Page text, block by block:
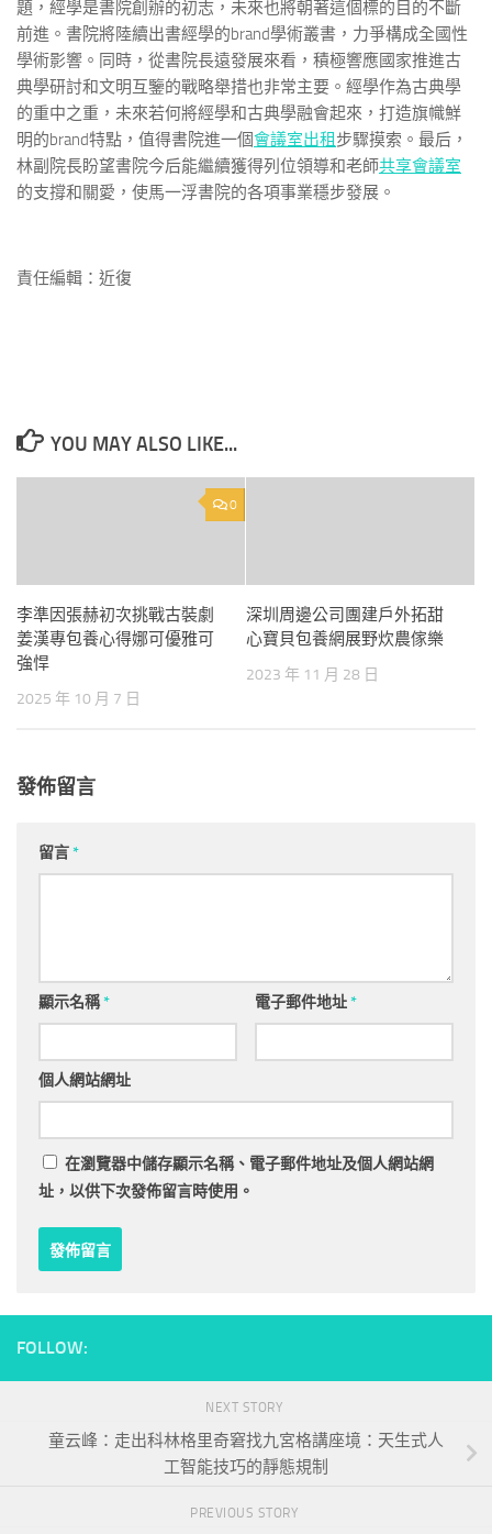
題，經學是書院創辦的初志，未來也將朝著這個標的目的不斷
前進。書院將陸續出書經學的brand學術叢書，力爭構成全國性
學術影響。同時，從書院長遠發展來看，積極響應國家推進古
典學研討和文明互鑒的戰略舉措也非常主要。經學作為古典學
的重中之重，未來若何將經學和古典學融會起來，打造旗幟鮮
明的brand特點，值得書院進一個會議室出租 步驟摸索。最后，
林副院長盼望書院今后能繼續獲得列位領導和老師共享會議室
的支撐和關愛，使馬一浮書院的各項事業穩步發展。
責任編輯：近復
YOU MAY ALSO LIKE...
0
李準因張赫初次挑戰古裝劇
姜漢專包養心得娜可優雅可
強悍
2025 年 10 月 7 日
深圳周邊公司團建戶外拓甜
心寶貝包養網展野炊農傢樂
2023 年 11 月 28 日
發佈留言
留言*
顯示名稱* 電子郵件地址*
個人網站網址
在瀏覽器中儲存顯示名稱、電子郵件地址及個人網站網
址，以供下次發佈留言時使用。
FOLLOW:
NEXT STORY
童云峰：走出科林格里奇窘找九宮格講座境：天生式人
工智能技巧的靜態規制
PREVIOUS STORY